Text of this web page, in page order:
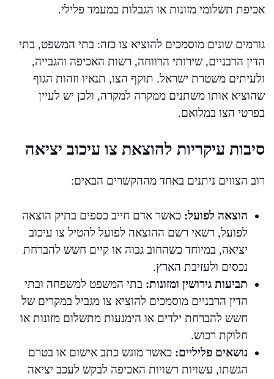
אכיפת תשלומי מזונות או הגבלות במעמד פלילי.
גורמים שונים מוסמכים להוציא צו כזה: בתי המשפט, בתי
הדין הרבניים, שירותי הרווחה, רשות האכיפה והגבייה,
ולעיתים משטרת ישראל. תוקף הצו, תנאיו וזהות הגוף
שהוציא אותו משתנים ממקרה למקרה, ולכן יש לעיין
בפרטי הצו במלואם.
סיבות עיקריות להוצאת צו עיכוב יציאה
רוב הצווים ניתנים באחד מההקשרים הבאים:
הוצאה לפועל: כאשר אדם חייב כספים בתיק הוצאה
לפועל, רשאי רשם ההוצאה לפועל להטיל צו עיכוב
יציאה, במיוחד כשהחוב גבוה או קיים חשש להברחת
נכסים ולעזיבת הארץ.
תביעות גירושין ומזונות: בתי המשפט למשפחה ובתי
הדין הרבניים מוסמכים להוציא צו מגביל במקרים של
חשש להברחת ילדים או הימנעות מתשלום מזונות או
חלוקת רכוש.
נושאים פליליים: כאשר מוגש כתב אישום או בטרם
הגשתו, עשויות רשויות האכיפה לבקש לעכב יציאה